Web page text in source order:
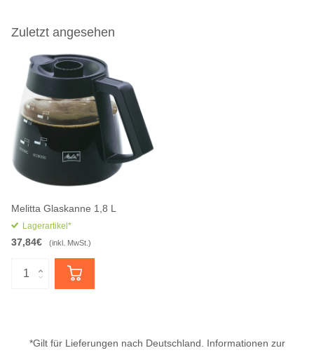
Zuletzt angesehen
Melitta Glaskanne 1,8 L
Lagerartikel*
37,84€ (inkl. MwSt.)
*Gilt für Lieferungen nach Deutschland. Informationen zur